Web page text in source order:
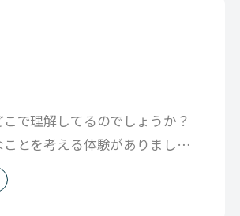
で理解してるのでしょうか？
とを考える体験がありました
解は脳だけど それを受